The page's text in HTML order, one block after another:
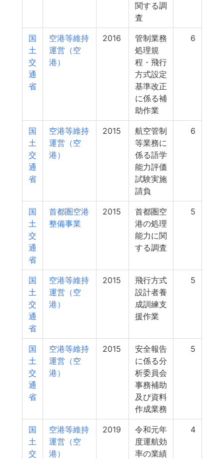
関する調
査
国
土
交
通
省
空港等維持
運営（空
港）
2016
管制業務
処理規
程・飛行
方式設定
基準改正
に係る補
助作業
6
国
土
交
通
省
空港等維持
運営（空
港）
2015
航空管制
等業務に
係る語学
能力評価
試験実施
請負
6
国
土
交
通
省
首都圏空港
整備事業
2015
首都圏空
港の処理
能力に関
する調査
5
国
土
交
通
省
空港等維持
運営（空
港）
2015
飛行方式
設計者養
成訓練支
援作業
5
国
土
交
通
省
空港等維持
運営（空
港）
2015
安全報告
に係る分
析委員会
事務補助
及び資料
作成業務
5
国
土
交
空港等維持
運営（空
港）
2019
令和元年
度運航効
率の業績
4